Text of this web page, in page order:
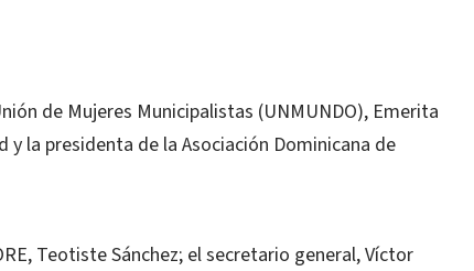
de Mujeres Municipalistas (UNMUNDO), Emerita
y la presidenta de la Asociación Dominicana de
Teotiste Sánchez; el secretario general, Víctor